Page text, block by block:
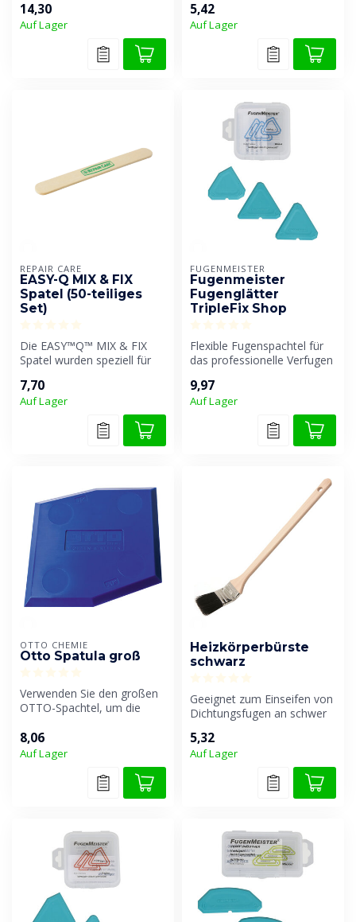
einfachen Glätten ...
14,30
Auf Lager
5,42
Auf Lager
REPAIR CARE
EASY-Q MIX & FIX
Spatel (50-teiliges
Set)
Die EASY™Q™ MIX & FIX
Spatel wurden speziell für
Misc...
7,70
Auf Lager
FUGENMEISTER
Fugenmeister
Fugenglätter
TripleFix Shop
Flexible Fugenspachtel für
das professionelle Verfugen
9,97
Auf Lager
OTTO CHEMIE
Otto Spatula groß
Verwenden Sie den großen
OTTO-Spachtel, um die
zu gl...
8,06
Auf Lager
Heizkörperbürste
schwarz
Geeignet zum Einseifen von
Dichtungsfugen an schwer
5,32
Auf Lager